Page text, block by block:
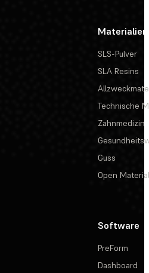
Materialien
SLS-Pulver
SLA Resins
Technische
Zahnmedizin
Guss
Open
Software
PreForm
Dashboard